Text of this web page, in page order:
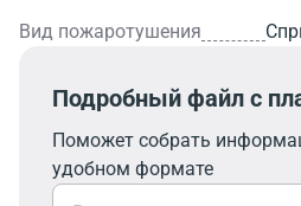
Вид пожаротушения
Подробный файл с
Поможет собрать
удобном формате